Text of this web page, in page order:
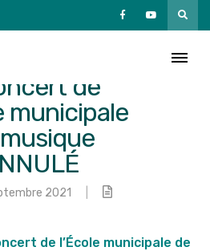
ouverte
de
municipale
2021
de l’École municipale de